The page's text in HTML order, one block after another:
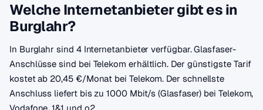
Welche Internetanbieter gibt es in
Burglahr?
In Burglahr sind 4 Internetanbieter verfügbar. Glasfaser-
Anschlüsse sind bei Telekom erhältlich. Der günstigste Tarif
kostet ab 20,45 €/Monat bei Telekom. Der schnellste
Anschluss liefert bis zu 1000 Mbit/s (Glasfaser) bei Telekom,